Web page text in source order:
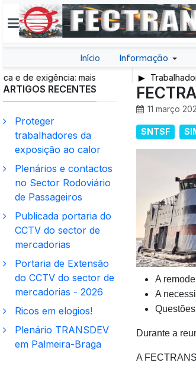
Início Informação
de exigência: mais
e mais SNS
11 março
SNTSF
A
A
Durante a
A
ARTIGOS RECENTES
Proteger
trabalhadores da
exposição ao calor
Plenários e contactos
no Sector Rodoviário
de Passageiros
Publicada portaria do
CCTV do sector de
mercadorias
Portaria de Extensão
do CCTV do sector de
mercadorias - 2026
Ricos em elogios!
Plenário TRANSDEV
em Palmeira-Braga